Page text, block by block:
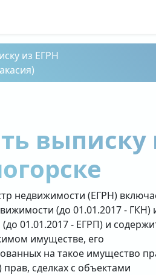
из ЕГРН
выписку
недвижимости (ЕГРН)
(до 01.01.2017 - ГКН)
01.01.2017 - ЕГРП) и
имуществе, его
на такое имущество
сделках с объектами